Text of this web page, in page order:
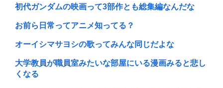
初代ガンダムの映画って3部作とも総集編なんだな
お前ら日常ってアニメ知ってる？
オーイシマサヨシの歌ってみんな同じだよな
大学教員が職員室みたいな部屋にいる漫画みると悲し
くなる